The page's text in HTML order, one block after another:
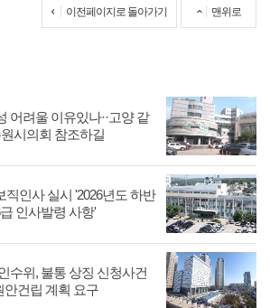
이전페이지로 돌아가기 맨위로
어려울 이유있나··고양 같
시의회 참조하길
직인사 실시 '2026년도 하반
인사발령 사항'
수위, 불통 상징 신청사건
안건립 계획 요구